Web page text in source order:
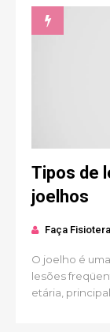
Tipos de
joelhos
Faça
O joelho é
lesões
etária,